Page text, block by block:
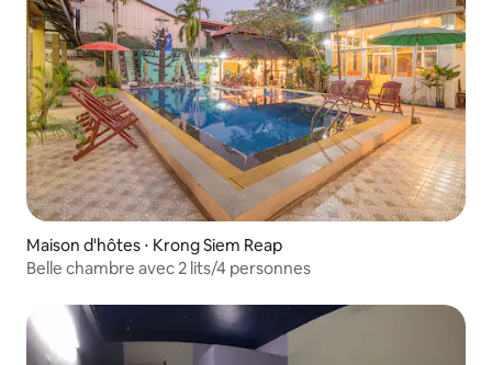
Maison d'hôtes ⋅ Krong Siem Reap
Belle chambre avec 2 lits/4 personnes